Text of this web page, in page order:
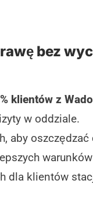
bez
klientów z
w oddziale.
aby oszczędzać
dla klientów